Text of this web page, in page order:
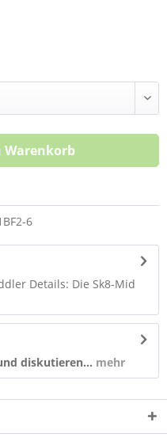
Warenkorb
6
Details: Die Sk8-Mid
diskutieren... mehr